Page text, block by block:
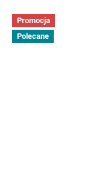
Promocja
Polecane